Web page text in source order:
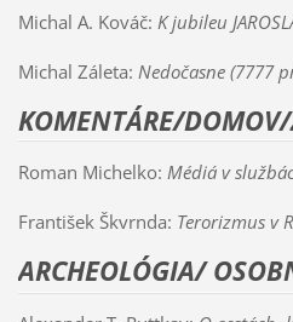
Michal A. Kováč: K jubileu
Michal Záleta: Nedočasne (7777
KOMENTÁRE/
Roman Michelko: Médiá v
František Škvrnda: Terorizmus v
ARCHEOLÓGIA/